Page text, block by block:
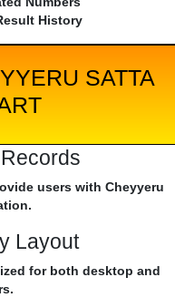
History
SATTA
users with Cheyyeru
Layout
for both desktop and